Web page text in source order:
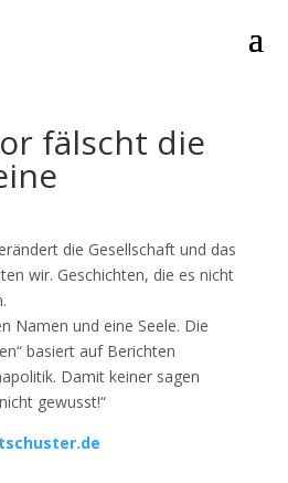
fälscht die
die Gesellschaft und das
wir. Geschichten, die es nicht
Namen und eine Seele. Die
basiert auf Berichten
Damit keiner sagen
gewusst!“